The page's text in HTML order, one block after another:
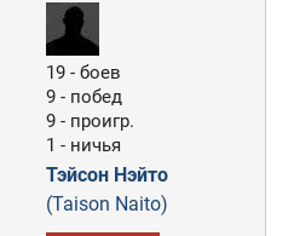
19 - боев
9 - побед
9 - проигр.
1 - ничья
Тэйсон Нэйто
(Taison Naito)